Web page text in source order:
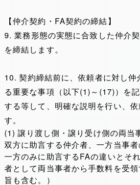
【仲介契約・FA契約の締結】
9. 業務形態の実態に合致した仲介
を締結します。
10. 契約締結前に、依頼者に対し仲
る重要な事項（以下(1)～(17)）を
する等して、明確な説明を行い、
す。
(1) 譲り渡し側・譲り受け側の両当
双方に助言する仲介者、一方当事
一方のみに助言するFAの違いとそ
者として両当事者から手数料を受
旨も含む。）